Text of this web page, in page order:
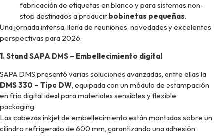
fabricación de etiquetas en blanco y para sistemas non-
stop destinados a producir bobinetas pequeñas.
Una jornada intensa, llena de reuniones, novedades y excelentes
perspectivas para 2026.
1. Stand SAPA DMS – Embellecimiento digital
SAPA DMS presentó varias soluciones avanzadas, entre ellas la
DMS 330 – Tipo DW, equipada con un módulo de estampación
en frío digital ideal para materiales sensibles y flexible
packaging.
Las cabezas inkjet de embellecimiento están montadas sobre un
cilindro refrigerado de 600 mm, garantizando una adhesión